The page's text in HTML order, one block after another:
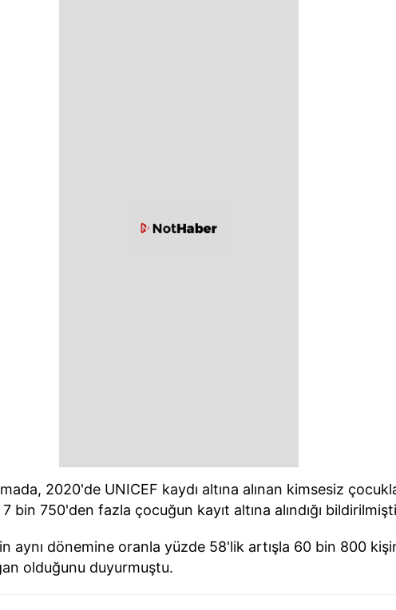
2020'de UNICEF kaydı altına alınan kimsesiz
750'den fazla çocuğun kayıt altına alındığı
aynı dönemine oranla yüzde 58'lik artışla 60 bin 800
olduğunu duyurmuştu.